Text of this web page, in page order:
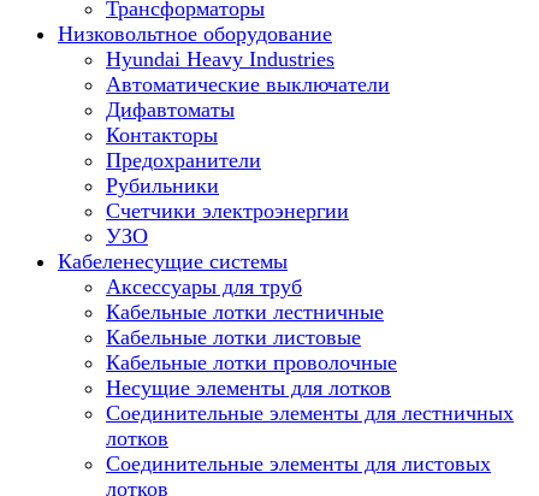
Трансформаторы
Низковольтное оборудование
Hyundai Heavy Industries
Автоматические выключатели
Дифавтоматы
Контакторы
Предохранители
Рубильники
Счетчики электроэнергии
УЗО
Кабеленесущие системы
Аксессуары для труб
Кабельные лотки лестничные
Кабельные лотки листовые
Кабельные лотки проволочные
Несущие элементы для лотков
Соединительные элементы для лестничных
лотков
Соединительные элементы для листовых
лотков